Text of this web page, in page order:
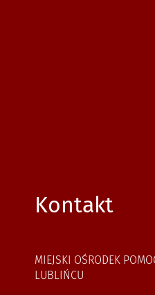
Kontakt
MIEJSKI OŚRODEK
LUBLIŃCU